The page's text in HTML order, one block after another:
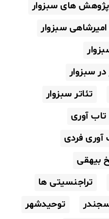
پژوهش های سبزوار
امیرشاهی سبزوار
در سبزوار
تئاتر سبزوار
تاب آوری
آوری فردی
بیهقی
تراجنسیتی ها
توحیدشهر